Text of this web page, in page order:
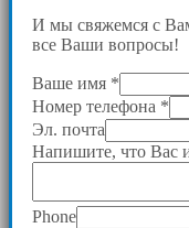
И мы свяжемся с
все Ваши вопросы!
Ваше имя *
Номер телефона *
Эл. почта
Напишите, что Вас
Phone